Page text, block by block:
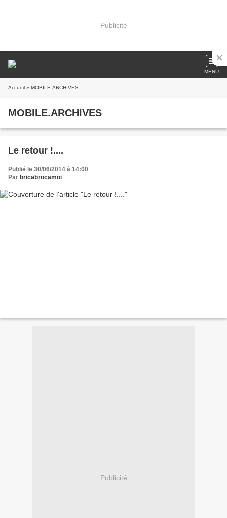
Publicité
MENU
Accueil » MOBILE.ARCHIVES
MOBILE.ARCHIVES
Le retour !....
Publié le 30/06/2014 à 14:00
Par bricabrocamoi
Publicité